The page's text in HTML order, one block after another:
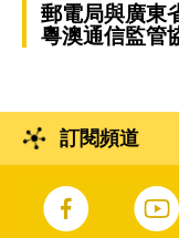
郵電局與廣東
粵澳通信監管
訂閱頻道